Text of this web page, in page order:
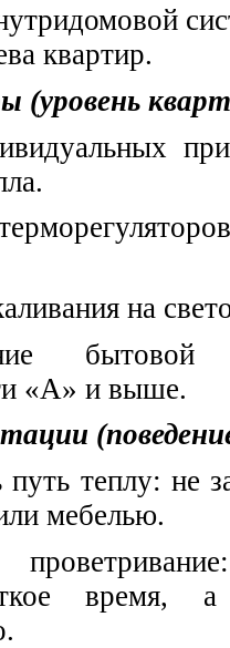
квартир.
(уровень
на
бытовой
«A» и выше.
теплу: не
мебелью.
время,